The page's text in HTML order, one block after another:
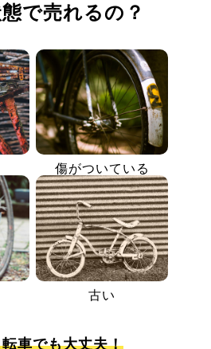
で売れるの？
傷がついている
古い
車でも大丈夫！